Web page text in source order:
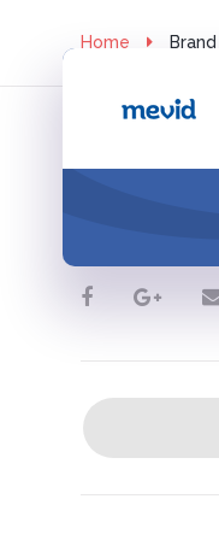
Home Brand
Post
navigation